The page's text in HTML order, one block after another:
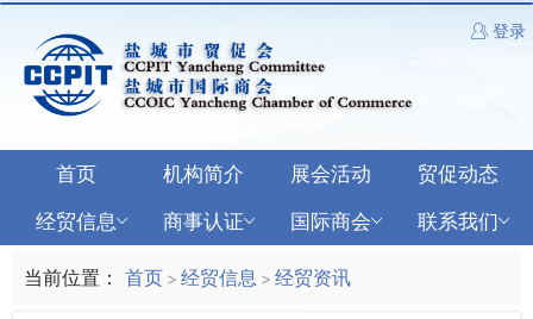
登录
首页 机构简介 展会活动
贸促动态
经贸信息
商事认证 国际商会 联系我们
当前位置： 首页 > 经贸信息 > 经贸资讯